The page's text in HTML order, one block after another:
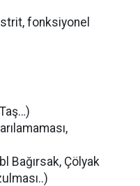
fonksiyonel
Bağırsak, Çölyak